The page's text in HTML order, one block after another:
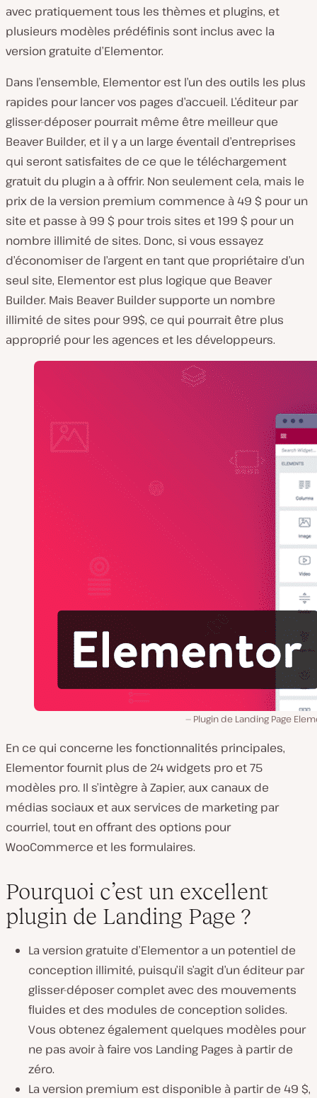
avec pratiquement tous les thèmes et plugins, et
plusieurs modèles prédéfinis sont inclus avec la
version gratuite d’Elementor.
Dans l’ensemble, Elementor est l’un des outils les plus
rapides pour lancer vos pages d’accueil. L’éditeur par
glisser-déposer pourrait même être meilleur que
Beaver Builder, et il y a un large éventail d’entreprises
qui seront satisfaites de ce que le téléchargement
gratuit du plugin a à offrir. Non seulement cela, mais le
prix de la version premium commence à 49 $ pour un
site et passe à 99 $ pour trois sites et 199 $ pour un
nombre illimité de sites. Donc, si vous essayez
d’économiser de l’argent en tant que propriétaire d’un
seul site, Elementor est plus logique que Beaver
Builder. Mais Beaver Builder supporte un nombre
illimité de sites pour 99$, ce qui pourrait être plus
approprié pour les agences et les développeurs.
Plugin de Landing Page
En ce qui concerne les fonctionnalités principales,
Elementor fournit plus de 24 widgets pro et 75
modèles pro. Il s’intègre à Zapier, aux canaux de
médias sociaux et aux services de marketing par
courriel, tout en offrant des options pour
WooCommerce et les formulaires.
Pourquoi c’est un excellent
plugin de Landing Page ?
La version gratuite d’Elementor a un potentiel de
conception illimité, puisqu’il s’agit d’un éditeur par
glisser-déposer complet avec des mouvements
fluides et des modules de conception solides.
Vous obtenez également quelques modèles pour
ne pas avoir à faire vos Landing Pages à partir de
zéro.
La version premium est disponible à partir de 49 $,